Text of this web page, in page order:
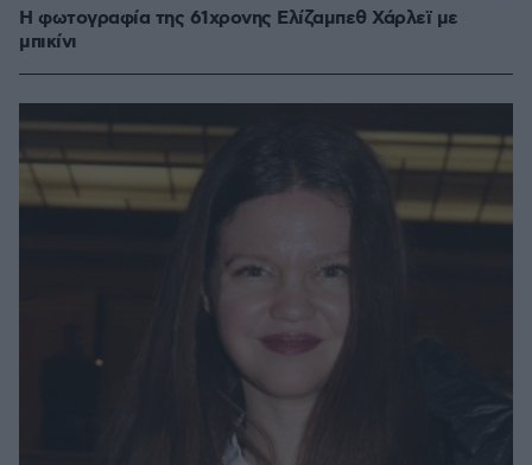
Η φωτογραφία της 61χρονης Ελίζαμπεθ Χάρλεϊ με
μπικίνι